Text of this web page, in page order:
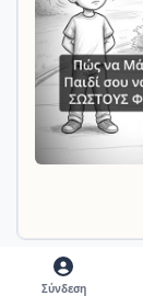
Απαντήσεις
Σύνδεση